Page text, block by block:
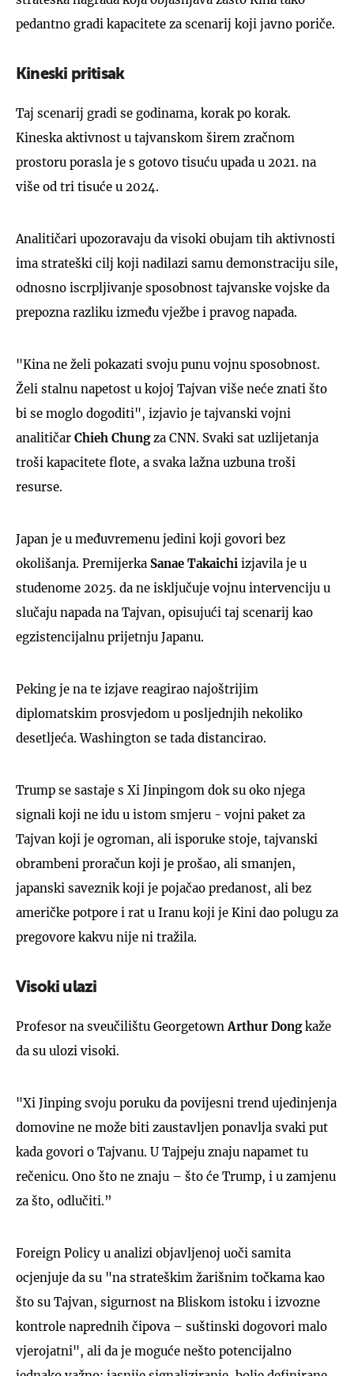
pedantno gradi kapacitete za scenarij koji javno poriče.
Kineski pritisak
Taj scenarij gradi se godinama, korak po korak.
Kineska aktivnost u tajvanskom širem zračnom
prostoru porasla je s gotovo tisuću upada u 2021. na
više od tri tisuće u 2024.
Analitičari upozoravaju da visoki obujam tih aktivnosti
ima strateški cilj koji nadilazi samu demonstraciju sile,
odnosno iscrpljivanje sposobnost tajvanske vojske da
prepozna razliku između vježbe i pravog napada.
"Kina ne želi pokazati svoju punu vojnu sposobnost.
Želi stalnu napetost u kojoj Tajvan više neće znati što
bi se moglo dogoditi", izjavio je tajvanski vojni
analitičar Chieh Chung za CNN. Svaki sat uzlijetanja
troši kapacitete flote, a svaka lažna uzbuna troši
resurse.
Japan je u međuvremenu jedini koji govori bez
okolišanja. Premijerka Sanae Takaichi izjavila je u
studenome 2025. da ne isključuje vojnu intervenciju u
slučaju napada na Tajvan, opisujući taj scenarij kao
egzistencijalnu prijetnju Japanu.
Peking je na te izjave reagirao najoštrijim
diplomatskim prosvjedom u posljednjih nekoliko
desetljeća. Washington se tada distancirao.
Trump se sastaje s Xi Jinpingom dok su oko njega
signali koji ne idu u istom smjeru - vojni paket za
Tajvan koji je ogroman, ali isporuke stoje, tajvanski
obrambeni proračun koji je prošao, ali smanjen,
japanski saveznik koji je pojačao predanost, ali bez
američke potpore i rat u Iranu koji je Kini dao polugu za
pregovore kakvu nije ni tražila.
Visoki ulazi
Profesor na sveučilištu Georgetown Arthur Dongkaže
da su ulozi visoki.
"Xi Jinping svoju poruku da povijesni trend ujedinjenja
domovine ne može biti zaustavljen ponavlja svaki put
kada govori o Tajvanu. U Tajpeju znaju napamet tu
rečenicu. Ono što ne znaju – što će Trump, i u zamjenu
za što, odlučiti.”
Foreign Policy u analizi objavljenoj uoči samita
ocjenjuje da su "na strateškim žarišnim točkama kao
što su Tajvan, sigurnost na Bliskom istoku i izvozne
kontrole naprednih čipova – suštinski dogovori malo
vjerojatni", ali da je moguće nešto potencijalno